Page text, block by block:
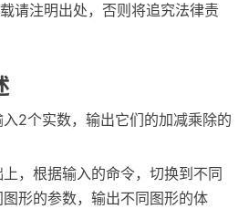
请注明出处，否则将追究法律责
2个实数，输出它们的加减乘除的
，根据输入的命令，切换到不同
形的参数，输出不同图形的体